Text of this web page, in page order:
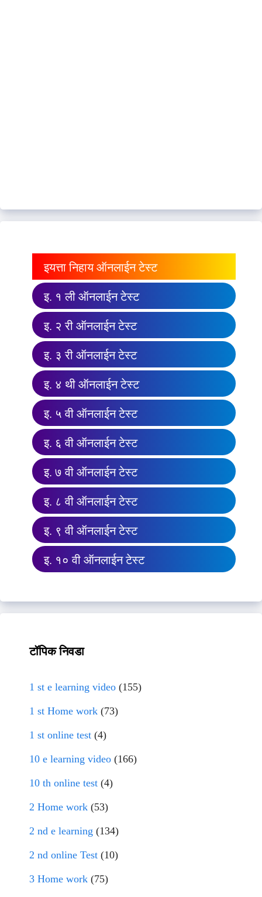
इयत्ता निहाय ऑनलाईन टेस्ट
इ. १ ली ऑनलाईन टेस्ट
इ. २ री ऑनलाईन टेस्ट
इ. ३ री ऑनलाईन टेस्ट
इ. ४ थी ऑनलाईन टेस्ट
इ. ५ वी ऑनलाईन टेस्ट
इ. ६ वी ऑनलाईन टेस्ट
इ. ७ वी ऑनलाईन टेस्ट
इ. ८ वी ऑनलाईन टेस्ट
इ. ९ वी ऑनलाईन टेस्ट
इ. १० वी ऑनलाईन टेस्ट
टॉपिक निवडा
1 st e learning video (155)
1 st Home work (73)
1 st online test (4)
10 e learning video (166)
10 th online test (4)
2 Home work (53)
2 nd e learning (134)
2 nd online Test (10)
3 Home work (75)